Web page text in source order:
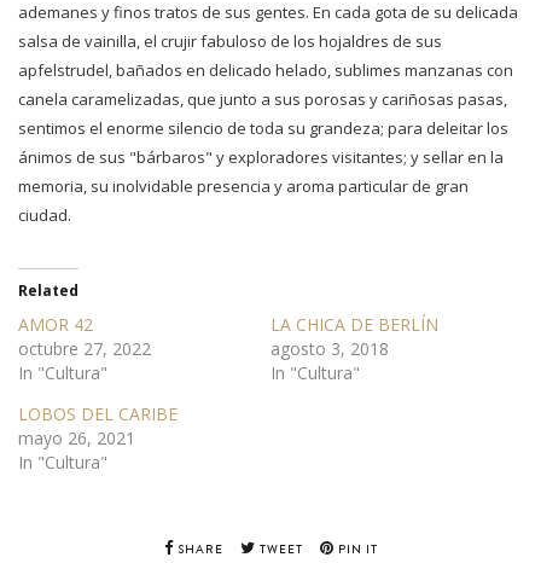
ademanes y finos tratos de sus gentes. En cada gota de su delicada
salsa de vainilla, el crujir fabuloso de los hojaldres de sus
apfelstrudel, bañados en delicado helado, sublimes manzanas con
canela caramelizadas, que junto a sus porosas y cariñosas pasas,
sentimos el enorme silencio de toda su grandeza; para deleitar los
ánimos de sus "bárbaros" y exploradores visitantes; y sellar en la
memoria, su inolvidable presencia y aroma particular de gran
ciudad.
Related
AMOR 42
octubre 27, 2022
In "Cultura"
LA CHICA DE BERLÍN
agosto 3, 2018
In "Cultura"
LOBOS DEL CARIBE
mayo 26, 2021
In "Cultura"
SHARE TWEET PIN IT